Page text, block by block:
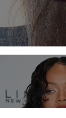
Hidratando
Leite !
Qual o
cabelo
inspirações
suas ondas!